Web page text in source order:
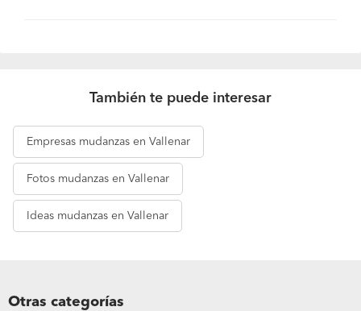
También te puede interesar
Empresas mudanzas en Vallenar
Fotos mudanzas en Vallenar
Ideas mudanzas en Vallenar
Otras categorías